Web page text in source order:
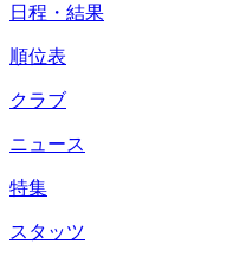
日程・結果
順位表
クラブ
ニュース
特集
スタッツ